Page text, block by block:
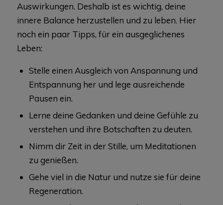
Auswirkungen. Deshalb ist es wichtig, deine
innere Balance herzustellen und zu leben. Hier
noch ein paar Tipps, für ein ausgeglichenes
Leben:
Stelle einen Ausgleich von Anspannung und
Entspannung her und lege ausreichende
Pausen ein.
Lerne deine Gedanken und deine Gefühle zu
verstehen und ihre Botschaften zu deuten.
Nimm dir Zeit in der Stille, um Meditationen
zu genießen.
Gehe viel in die Natur und nutze sie für deine
Regeneration.